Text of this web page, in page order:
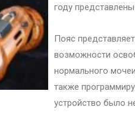
году
Пояс
возможности
нормального
также
устройство было